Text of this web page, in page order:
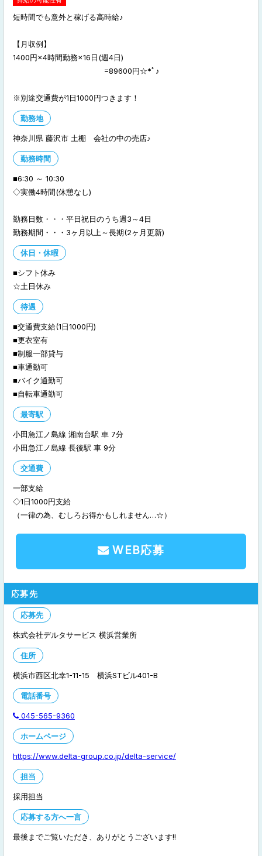
短時間でも意外と稼げる高時給♪
【月収例】
1400円×4時間勤務×16日(週4日)
=89600円☆*ﾟ♪
※別途交通費が1日1000円つきます！
勤務地
神奈川県 藤沢市 土棚 会社の中の売店♪
勤務時間
■6:30 ～ 10:30
◇実働4時間(休憩なし)
勤務日数・・・平日祝日のうち週3～4日
勤務期間・・・3ヶ月以上～長期(2ヶ月更新)
休日・休暇
■シフト休み
☆土日休み
待遇
■交通費支給(1日1000円)
■更衣室有
■制服一部貸与
■車通勤可
■バイク通勤可
■自転車通勤可
最寄駅
小田急江ノ島線 湘南台駅
7分
小田急江ノ島線 長後駅
9分
交通費
◇1日1000円支給
（一律の為、むしろお得かもしれません…☆）
WEB応募
応募先
応募先
株式会社デルタサービス 横浜営業所
住所
横浜市西区北幸1-11-15 横浜STビル401-B
電話番号
045-565-9360
ホームページ
https://www.delta-group.co.jp/delta-service/
担当
採用担当
応募する方へ一言
最後までご覧いただき、ありがとうございます!!